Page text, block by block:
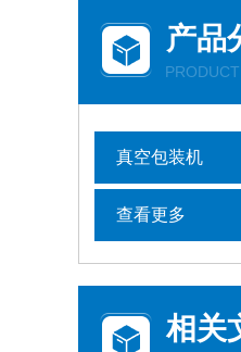
产品
真空包装机
查看更多
相关